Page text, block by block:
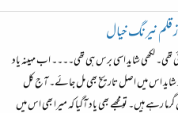
قلم نیرنگ خیال
پر شائع ہوئی تھی۔ لکھی شاید اسی برس ہی تھی۔۔۔۔ اب مہینہ یاد
تو شاید اس میں اصل تاریخ بھی مل جائے۔ آج کل
ہیں۔ تو مجھے بھی یاد آگیا کہ میرا بھی اس میں